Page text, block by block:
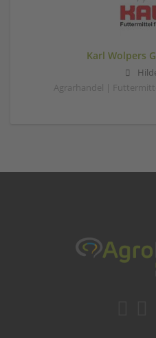
Karl Wolpers
Agrarhandel |